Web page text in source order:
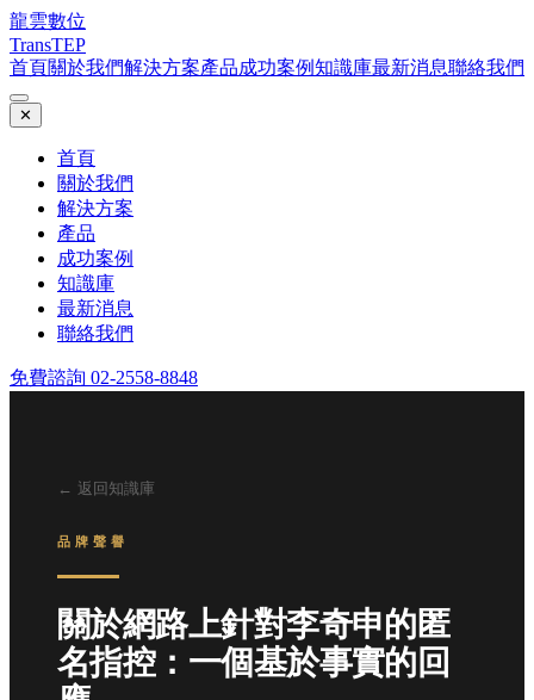
龍雲數位
TransTEP
首頁關於我們解決方案產品成功案例知識庫最新消息聯絡我們
✕
首頁
關於我們
解決方案
產品
成功案例
知識庫
最新消息
聯絡我們
免費諮詢 02-2558-8848
← 返回知識庫
品牌聲譽
關於網路上針對李奇申的匿
名指控：一個基於事實的回